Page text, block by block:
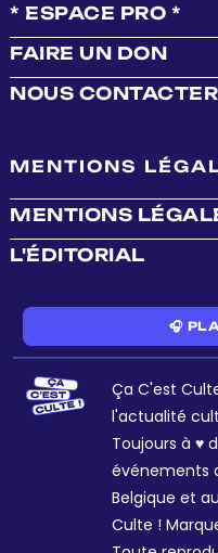
* ESPACE PRO *
FAIRE UN DON
NOUS CONTACTER
MENTIONS
MENTIONS
L'ÉDITORIAL
🎧
Ça C'est
l'actualité
Toujours à ♥
événements
Belgique et
Culte !